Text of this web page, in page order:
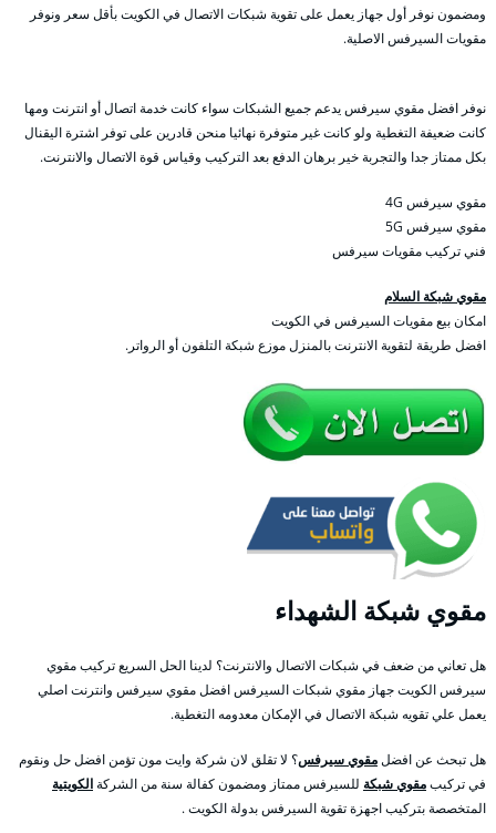
ومضمون نوفر أول جهاز يعمل على تقوية شبكات الاتصال في الكويت بأقل سعر ونوفر
مقويات السيرفس الاصلية.
نوفر افضل مقوي سيرفس يدعم جميع الشبكات سواء كانت خدمة اتصال أو انترنت ومها
كانت ضعيفة التغطية ولو كانت غير متوفرة نهائيا منحن قادرين على توفر اشترة اليقنال
بكل ممتاز جدا والتجربة خير برهان الدفع بعد التركيب وقياس قوة الاتصال والانترنت.
مقوي سيرفس 4G
مقوي سيرفس 5G
فني تركيب مقويات سيرفس
مقوي شبكة السلام
امكان بيع مقويات السيرفس في الكويت
افضل طريقة لتقوية الانترنت بالمنزل موزع شبكة التلفون أو الرواتر.
مقوي شبكة الشهداء
هل تعاني من ضعف في شبكات الاتصال والانترنت؟ لدينا الحل السريع تركيب مقوي
سيرفس الكويت جهاز مقوي شبكات السيرفس افضل مقوي سيرفس وانترنت اصلي
يعمل علي تقويه شبكة الاتصال في الإمكان معدومه التغطية.
هل تبحث عن افضلمقوي سيرفس؟ لا تقلق لان شركة وايت مون تؤمن افضل حل ونقوم
في تركيبمقوي شبكة للسيرفس ممتاز ومضمون كفالة سنة من الشركةالكويتية
المتخصصة بتركيب اجهزة تقوية السيرفس بدولة الكويت .